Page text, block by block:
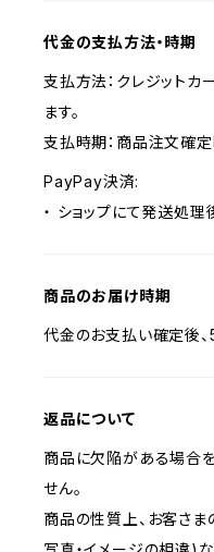
代金の支払方法・時期
支払方法：クレジットカ
ます。
支払時期：商品注文確
PayPay決済:
・ ショップにて発送処
商品のお届け時期
代金のお支払い確定後、
返品について
商品に欠陥がある場合
せん。
商品の性質上、お客さま